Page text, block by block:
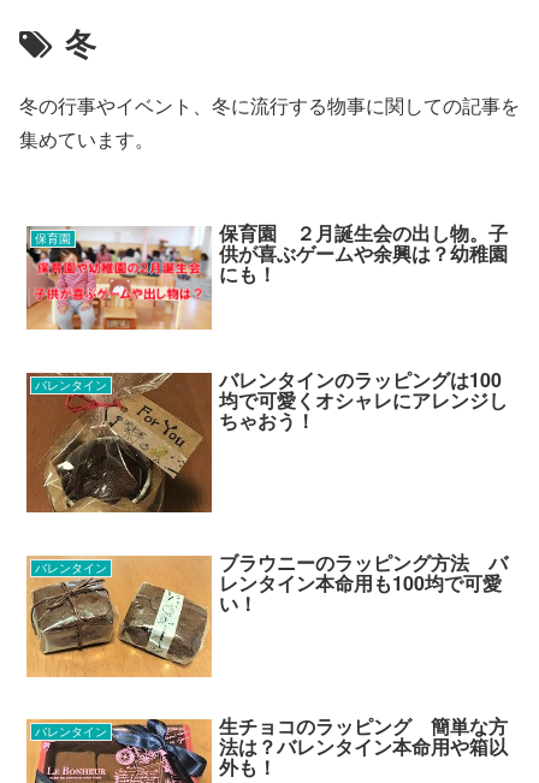
冬
冬の行事やイベント、冬に流行する物事に関しての記事を
集めています。
保育園 保育園 ２月誕生会の出し物。子
供が喜ぶゲームや余興は？幼稚園
にも！
バレンタイン バレンタインのラッピングは100
均で可愛くオシャレにアレンジし
ちゃおう！
バレンタイン ブラウニーのラッピング方法 バ
レンタイン本命用も100均で可愛
い！
バレンタイン 生チョコのラッピング 簡単な方
法は？バレンタイン本命用や箱以
外も！